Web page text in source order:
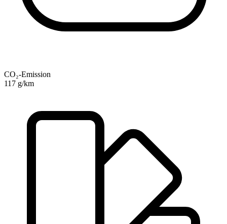
CO₂-Emission
117 g/km